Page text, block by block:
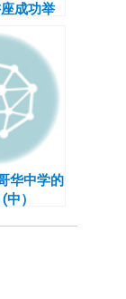
成功举
华中学的
）